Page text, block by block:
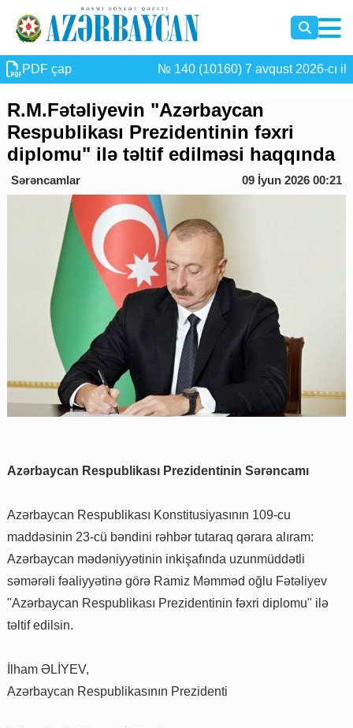
PDF çap № 140 (10160) 7 avqust 2026-cı il
R.M.Fətəliyevin "Azərbaycan
Respublikası Prezidentinin fəxri
diplomu" ilə təltif edilməsi haqqında
Sərəncamlar 09 İyun 2026 00:21
Azərbaycan Respublikası Prezidentinin Sərəncamı
Azərbaycan Respublikası Konstitusiyasının 109-cu
maddəsinin 23-cü bəndini rəhbər tutaraq qərara alıram:
Azərbaycan mədəniyyətinin inkişafında uzunmüddətli
səmərəli fəaliyyətinə görə Ramiz Məmməd oğlu Fətəliyev
"Azərbaycan Respublikası Prezidentinin fəxri diplomu" ilə
təltif edilsin.
İlham ƏLİYEV,
Azərbaycan Respublikasının Prezidenti